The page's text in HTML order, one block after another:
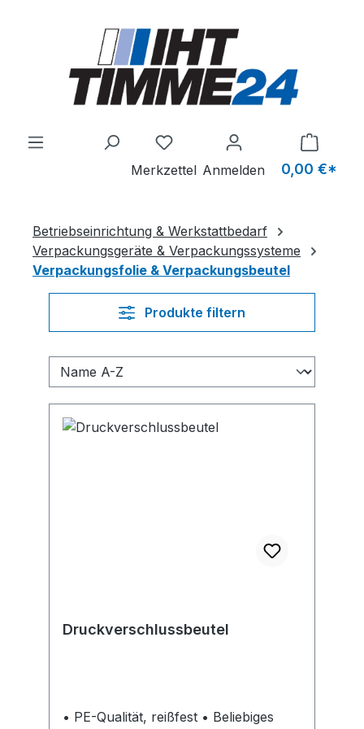
Du hast 0 Produkte auf dem
Merkzettel Anmelden 0,00 €*
Betriebseinrichtung & Werkstattbedarf
Verpackungsgeräte & Verpackungssysteme
Verpackungsfolie & Verpackungsbeutel
Produkte filtern
Druckverschlussbeutel
• PE-Qualität, reißfest • Beliebiges